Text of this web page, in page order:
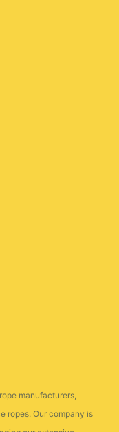
manufacturers,
ropes. Our company is